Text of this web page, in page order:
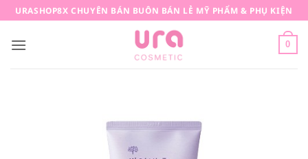
qua
nội
URASHOP8X CHUYÊN BÁN BUÔN BÁN LẺ MỸ PHẨM & PHỤ KIỆN
0